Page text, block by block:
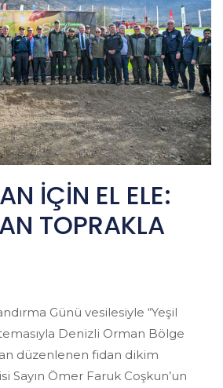
İÇİN EL ELE:
TOPRAKLA
Günü vesilesiyle “Yeşil
Denizli Orman Bölge
düzenlenen fidan dikim
Sayın Ömer Faruk Coşkun’un